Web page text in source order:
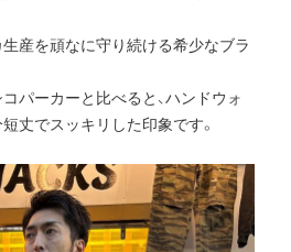
産を頑なに守り続ける希少なブラ
パーカーと比べると、ハンドウォ
丈でスッキリした印象です。